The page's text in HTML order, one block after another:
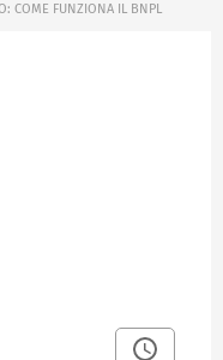
COME FUNZIONA IL BNPL